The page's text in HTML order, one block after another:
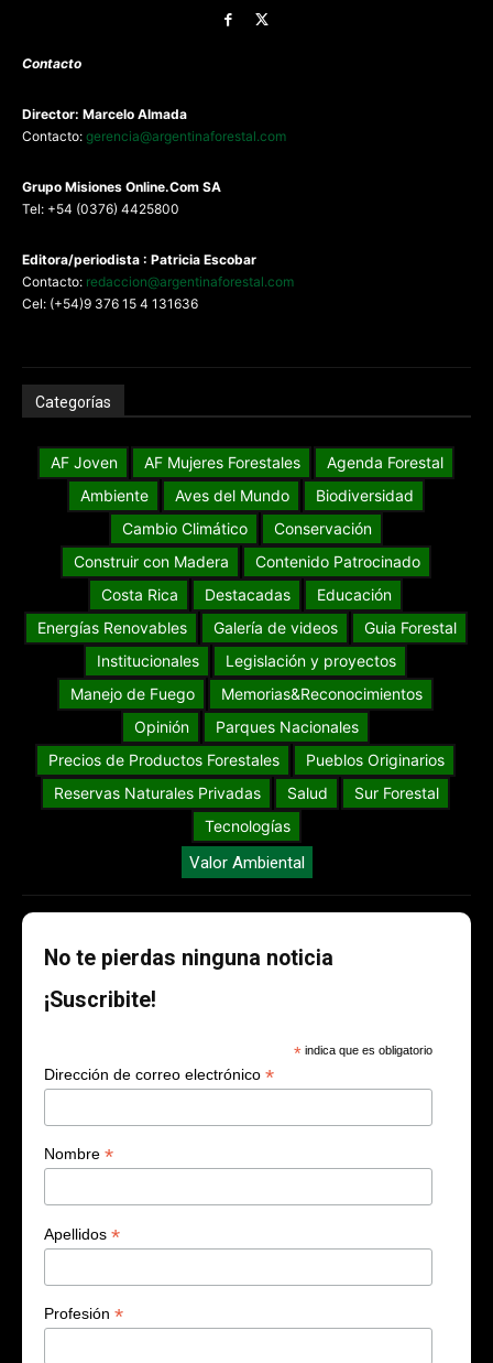
Contacto
Director: Marcelo Almada
Contacto: gerencia@argentinaforestal.com
Grupo Misiones Online.Com SA
Tel: +54 (0376) 4425800
Editora/periodista : Patricia Escobar
Contacto: redaccion@argentinaforestal.com
Cel: (+54)9 376 15 4 131636
Categorías
AF Joven AF Mujeres Forestales
Agenda Forestal
Ambiente
Aves del Mundo
Biodiversidad
Cambio Climático
Conservación
Construir con Madera
Contenido Patrocinado
Costa Rica
Destacadas
Educación
Energías Renovables
Galería de videos
Guia Forestal
Institucionales
Legislación y proyectos
Manejo de Fuego
Memorias&Reconocimientos
Opinión
Parques Nacionales
Precios de Productos Forestales
Pueblos Originarios
Reservas Naturales Privadas
Salud
Sur Forestal
Tecnologías
Valor Ambiental
No te pierdas ninguna noticia
¡Suscribite!
* indica que es obligatorio
Dirección de correo electrónico *
Nombre *
Apellidos *
Profesión *